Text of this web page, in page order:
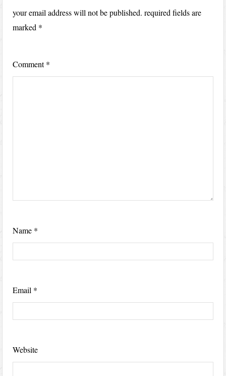
your email address will not be published. required fields are
marked *
Comment*
Name *
Email *
Website